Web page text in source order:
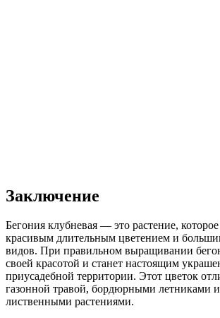
Заключение
Бегония клубневая — это растение, которое
красивым длительным цветением и
видов. При правильном выращивании
своей красотой и станет настоящим
приусадебной территории. Этот цветок
газонной травой, бордюрными летниками
лиственными растениями.